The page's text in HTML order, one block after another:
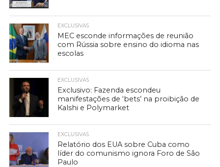
EXCLUSIVAS
MEC esconde informações de reunião
com Rússia sobre ensino do idioma nas
escolas
EXCLUSIVAS
Exclusivo: Fazenda escondeu
manifestações de ‘bets’ na proibição de
Kalshi e Polymarket
EXCLUSIVAS
Relatório dos EUA sobre Cuba como
líder do comunismo ignora Foro de São
Paulo